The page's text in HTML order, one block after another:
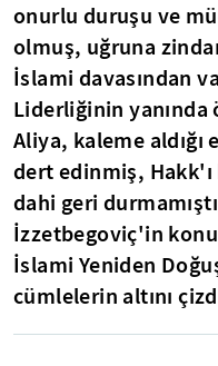
onurlu duruşu ve
olmuş, uğruna
İslami davasından
Liderliğinin
Aliya, kaleme
dert edinmiş, Hakk'ı
dahi geri
İzzetbegoviç'in
İslami Yeniden
cümlelerin altını